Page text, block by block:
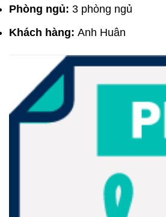
Phòng ngủ: 3 phòng ngủ
Khách hàng: Anh Huân